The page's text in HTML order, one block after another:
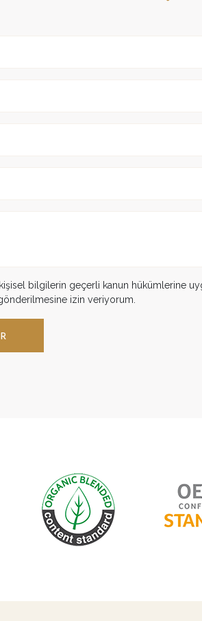
bilgilerin geçerli kanun hükümlerine
izin veriyorum.